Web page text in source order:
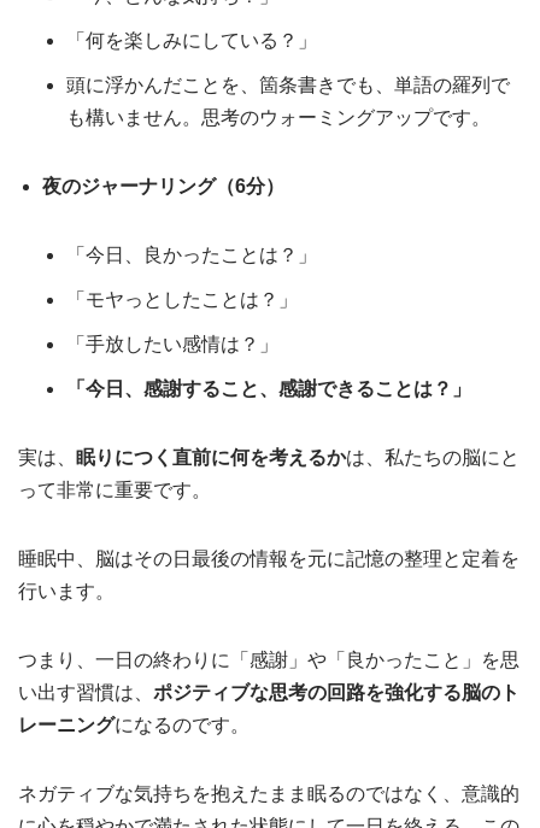
「何を楽しみにしている？」
頭に浮かんだことを、箇条書きでも、単語の羅列で
も構いません。思考のウォーミングアップです。
夜のジャーナリング（6分）
「今日、良かったことは？」
「モヤっとしたことは？」
「手放したい感情は？」
「今日、感謝すること、感謝できることは？」
実は、 眠りにつく直前に何を考えるかは、私たちの脳にと
って非常に重要です。
睡眠中、脳はその日最後の情報を元に記憶の整理と定着を
行います。
つまり、一日の終わりに「感謝」や「良かったこと」を思
い出す習慣は、 ポジティブな思考の回路を強化する脳のト
レーニングになるのです。
ネガティブな気持ちを抱えたまま眠るのではなく、意識的